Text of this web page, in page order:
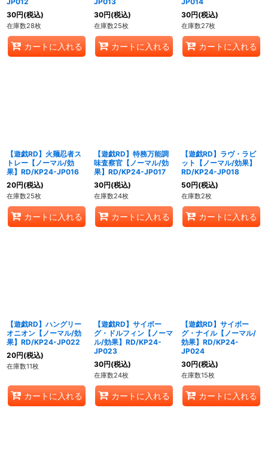
30円(税込)
在庫数28枚
カートに入れる
30円(税込)
在庫数25枚
カートに入れる
30円(税込)
在庫数27枚
カートに入れる
【遊戯RD】火麺忍者ス
トレー【ノーマル/効
果】RD/KP24-JP016
20円(税込)
在庫数25枚
カートに入れる
【遊戯RD】特務万能調
味査察官【ノーマル/効
果】RD/KP24-JP017
30円(税込)
在庫数24枚
カートに入れる
【遊戯RD】ラヴ・ラビ
ット【ノーマル/効果】
RD/KP24-JP018
50円(税込)
在庫数2枚
カートに入れる
【遊戯RD】ハングリー
オニオン【ノーマル/効
果】RD/KP24-JP022
20円(税込)
在庫数11枚
カートに入れる
【遊戯RD】サイボー
グ・ドルフィン【ノーマ
ル/効果】RD/KP24-
JP023
30円(税込)
在庫数24枚
カートに入れる
【遊戯RD】サイボー
グ・ナイル【ノーマル/
効果】RD/KP24-
JP024
30円(税込)
在庫数15枚
カートに入れる